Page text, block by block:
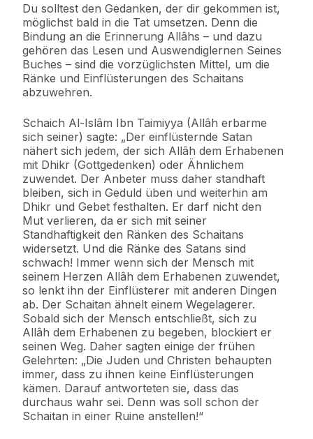
Du solltest den Gedanken, der dir gekommen ist,
möglichst bald in die Tat umsetzen. Denn die
Bindung an die Erinnerung Allâhs – und dazu
gehören das Lesen und Auswendiglernen Seines
Buches – sind die vorzüglichsten Mittel, um die
Ränke und Einflüsterungen des Schaitans
abzuwehren.
Schaich Al-Islâm Ibn Taimiyya (Allâh erbarme
sich seiner) sagte: „Der einflüsternde Satan
nähert sich jedem, der sich Allâh dem Erhabenen
mit Dhikr (Gottgedenken) oder Ähnlichem
zuwendet. Der Anbeter muss daher standhaft
bleiben, sich in Geduld üben und weiterhin am
Dhikr und Gebet festhalten. Er darf nicht den
Mut verlieren, da er sich mit seiner
Standhaftigkeit den Ränken des Schaitans
widersetzt. Und die Ränke des Satans sind
schwach! Immer wenn sich der Mensch mit
seinem Herzen Allâh dem Erhabenen zuwendet,
so lenkt ihn der Einflüsterer mit anderen Dingen
ab. Der Schaitan ähnelt einem Wegelagerer.
Sobald sich der Mensch entschließt, sich zu
Allâh dem Erhabenen zu begeben, blockiert er
seinen Weg. Daher sagten einige der frühen
Gelehrten: „Die Juden und Christen behaupten
immer, dass zu ihnen keine Einflüsterungen
kämen. Darauf antworteten sie, dass das
durchaus wahr sei. Denn was soll schon der
Schaitan in einer Ruine anstellen!“